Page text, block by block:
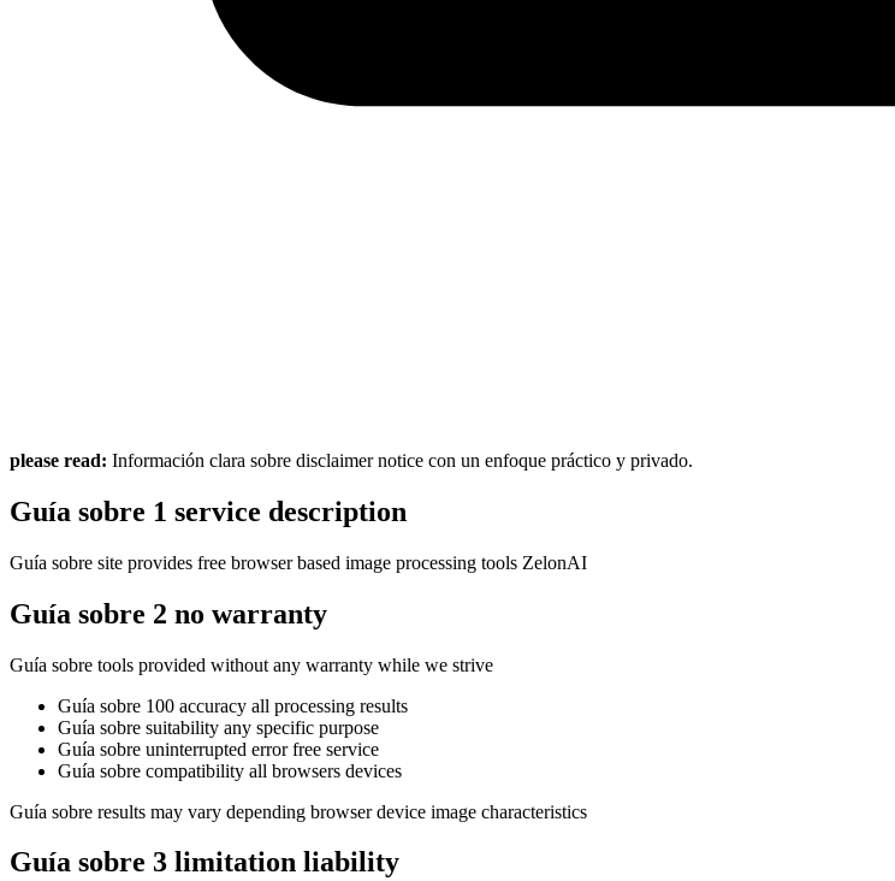
please read: Información clara sobre disclaimer notice con un enfoque práctico y privado.
Guía sobre 1 service description
Guía sobre site provides free browser based image processing tools ZelonAI
Guía sobre 2 no warranty
Guía sobre tools provided without any warranty while we strive
Guía sobre 100 accuracy all processing results
Guía sobre suitability any specific purpose
Guía sobre uninterrupted error free service
Guía sobre compatibility all browsers devices
Guía sobre results may vary depending browser device image characteristics
Guía sobre 3 limitation liability